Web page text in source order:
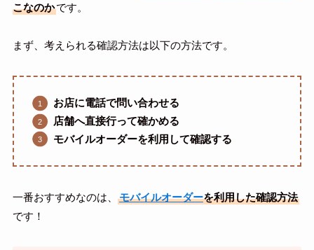
こなのかです。
まず、考えられる確認方法は以下の方法です。
お店に電話で問い合わせる
店舗へ直接行って確かめる
モバイルオーダーを利用して確認する
一番おすすめなのは、 モバイルオーダーを利用した確認方法
です！